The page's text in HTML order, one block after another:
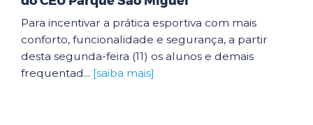
Para incentivar a prática esportiva com mais
conforto, funcionalidade e segurança, a partir
desta segunda-feira (11) os alunos e demais
frequentad... [saiba mais]